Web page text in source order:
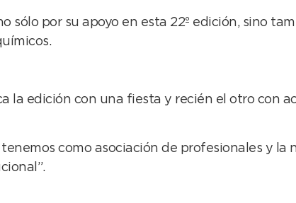
sólo por su apoyo en esta 22º edición, sino
la edición con una fiesta y recién el otro con
como asociación de profesionales y la